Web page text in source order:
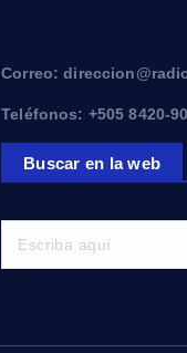
Correo:
Teléfonos: +505 8420-
Buscar en la web